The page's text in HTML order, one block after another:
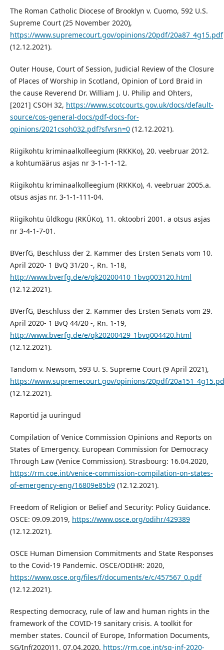
The Roman Catholic Diocese of Brooklyn v. Cuomo, 592 U.S.
Supreme Court (25 November 2020),
https://www.supremecourt.gov/opinions/20pdf/20a87_4g15.pdf
(12.12.2021).
Outer House, Court of Session, Judicial Review of the Closure
of Places of Worship in Scotland, Opinion of Lord Braid in
the cause Reverend Dr. William J. U. Philip and Ohters,
[2021] CSOH 32, https://www.scotcourts.gov.uk/docs/default-
source/cos-general-docs/pdf-docs-for-
opinions/2021csoh032.pdf?sfvrsn=0(12.12.2021).
Riigikohtu kriminaalkolleegium (RKKKo), 20. veebruar 2012.
a kohtumäärus asjas nr 3-1-1-1-12.
Riigikohtu kriminaalkolleegium (RKKKo), 4. veebruar 2005.a.
otsus asjas nr. 3-1-1-111-04.
Riigikohtu üldkogu (RKÜKo), 11. oktoobri 2001. a otsus asjas
nr 3-4-1-7-01.
BVerfG, Beschluss der 2. Kammer des Ersten Senats vom 10.
April 2020- 1 BvQ 31/20 -, Rn. 1-18,
http://www.bverfg.de/e/qk20200410_1bvq003120.html
(12.12.2021).
BVerfG, Beschluss der 2. Kammer des Ersten Senats vom 29.
April 2020- 1 BvQ 44/20 -, Rn. 1-19,
http://www.bverfg.de/e/qk20200429_1bvq004420.html
(12.12.2021).
Tandom v. Newsom, 593 U. S. Supreme Court (9 April 2021),
https://www.supremecourt.gov/opinions/20pdf/
(12.12.2021).
Raportid ja uuringud
Compilation of Venice Commission Opinions and Reports on
States of Emergency. European Commission for Democracy
Through Law (Venice Commission). Strasbourg: 16.04.2020,
https://rm.coe.int/venice-commission-compilation-on-states-
of-emergency-eng/16809e85b9(12.12.2021).
Freedom of Religion or Belief and Security: Policy Guidance.
OSCE: 09.09.2019, https://www.osce.org/odihr/429389
(12.12.2021).
OSCE Human Dimension Commitments and State Responses
to the Covid-19 Pandemic. OSCE/ODIHR: 2020,
https://www.osce.org/files/f/documents/e/c/457567_0.pdf
(12.12.2021).
Respecting democracy, rule of law and human rights in the
framework of the COVID-19 sanitary crisis. A toolkit for
member states. Council of Europe, Information Documents,
SG/Inf(2020)11, 07.04.2020, https://rm.coe.int/sg-inf-2020-